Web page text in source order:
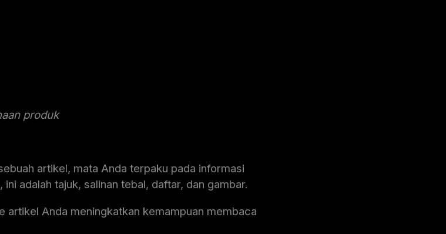
produk
artikel, mata Anda terpaku pada informasi
adalah tajuk, salinan tebal, daftar, dan gambar.
artikel Anda meningkatkan kemampuan membaca